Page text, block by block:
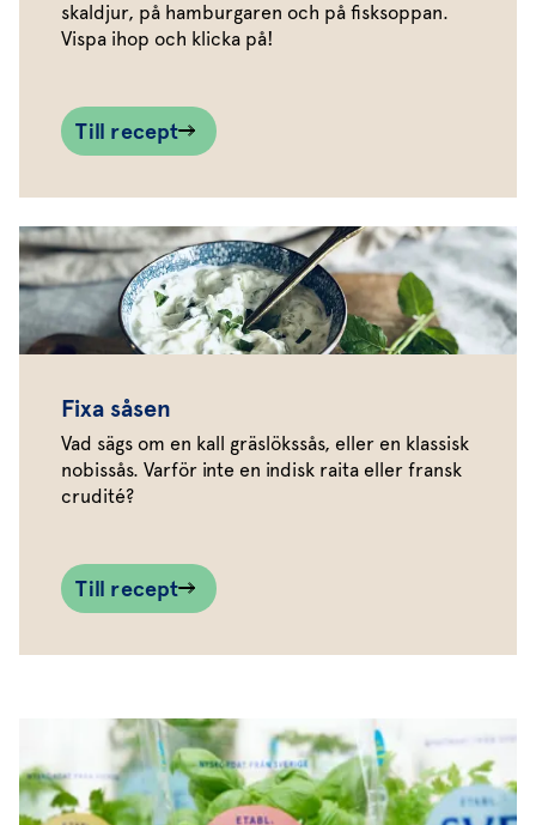
skaldjur, på hamburgaren och på fisksoppan.
Vispa ihop och klicka på!
Till recept
Fixa såsen
Vad sägs om en kall gräslökssås, eller en klassisk
nobissås. Varför inte en indisk raita eller fransk
crudité?
Till recept